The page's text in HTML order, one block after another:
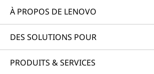
À PROPOS DE LENOVO
DES SOLUTIONS POUR
PRODUITS & SERVICES